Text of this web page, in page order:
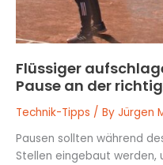
Flüssiger
Pause an der
Technik-Tipps / By Jürgen
Pausen sollten während
Stellen eingebaut werden,
an
der
richtigen
Stelle